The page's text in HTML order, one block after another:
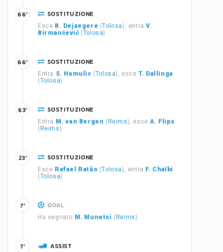
SOSTITUZIONE
Esce B. Dejaegere (Tolosa), entraV.
Birmančević (Tolosa)
66'
SOSTITUZIONE
Entra S. Hamulic (Tolosa), esceT. Dallinga
(Tolosa)
66'
SOSTITUZIONE
Entra M. van Bergen ( Reims), esceA. Flips
( Reims)
63'
SOSTITUZIONE
Esce Rafael Ratão (Tolosa), entra F. Chaïbi
(Tolosa)
23'
GOAL
Ha segnato M. Munetsi ( Reims)
7'
ASSIST
7'